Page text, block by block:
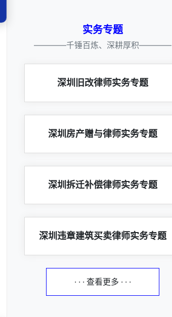
实务专题
————千锤百炼、深耕厚积————
深圳旧改律师实务专题
深圳房产赠与律师实务专题
深圳拆迁补偿律师实务专题
深圳违章建筑买卖律师实务专题
· · · 查看更多 · · ·